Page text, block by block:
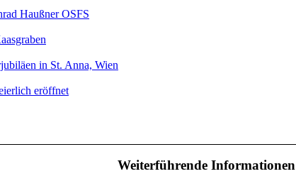
Haußner OSFS
in St. Anna, Wien
eröffnet
Weiterführende Informationen